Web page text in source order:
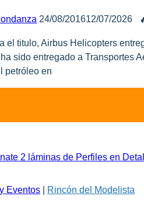
24/08/201612/07/2026
el titulo, Airbus Helicopters
sido entregado a Transportes
petróleo en
Eventos Rincón del Modelista